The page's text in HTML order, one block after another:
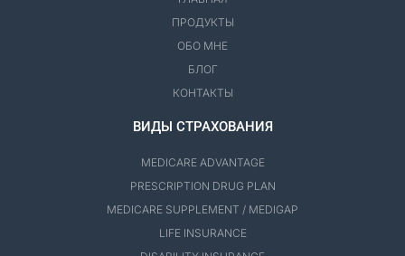
ПРОДУКТЫ
ОБО МНЕ
БЛОГ
КОНТАКТЫ
ВИДЫ СТРАХОВАНИЯ
MEDICARE ADVANTAGE
PRESCRIPTION DRUG PLAN
MEDICARE SUPPLEMENT / MEDIGAP
LIFE INSURANCE